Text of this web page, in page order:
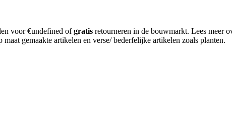
voor €undefined ofgratis retourneren in de bouwmarkt. Lees meer
gemaakte artikelen en verse/ bederfelijke artikelen zoals planten.